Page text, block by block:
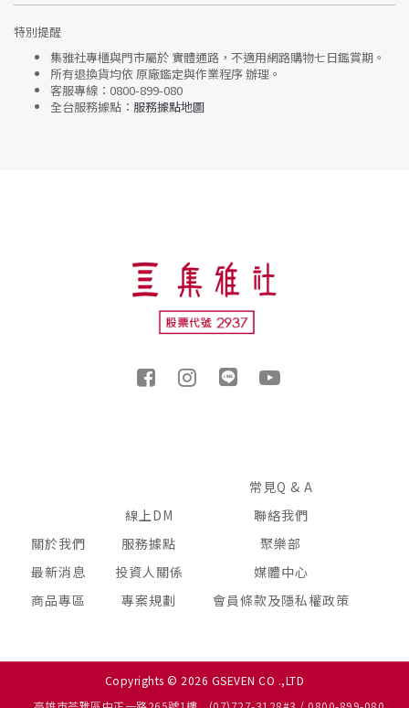
特別提醒
集雅社專櫃與門市屬於 實體通路，不適用網路購物七日鑑賞期 。
所有退換貨均依 原廠鑑定與作業程序辦理。
客服專線： 0800-899-080
全台服務據點： 服務據點地圖
關於我們
最新消息
商品專區
線上DM
服務據點
投資人關係
專案規劃
常見Q & A
聯絡我們
聚樂部
媒體中心
會員條款及隱私權政策
Copyrights © 2026 GSEVEN CO .,LTD